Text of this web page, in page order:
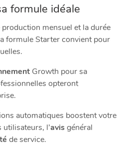
formule idéale
mensuel et la durée
formule Starter convient pour
Growth pour sa
opteront
automatiques boostent votre
l’avisgénéral
de service.